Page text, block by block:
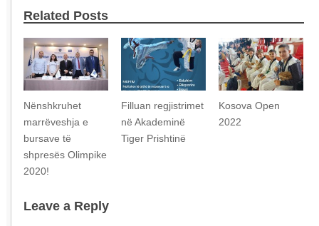
Related Posts
Nënshkruhet
marrëveshja e
bursave të
shpresës Olimpike
2020!
Filluan regjistrimet
në Akademinë
Tiger Prishtinë
Kosova Open
2022
Leave a Reply